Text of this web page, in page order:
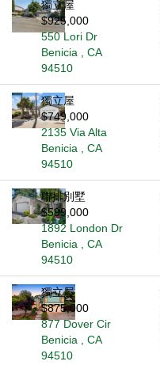
獨立屋
$925,000
550 Lori Dr
Benicia , CA
94510
獨立屋
$749,000
2135 Via Alta
Benicia , CA
94510
聯排別墅
$599,000
1892 London Dr
Benicia , CA
94510
獨立屋
$875,000
877 Dover Cir
Benicia , CA
94510